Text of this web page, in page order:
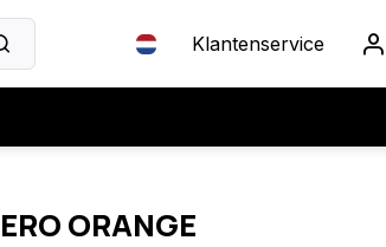
Klantenservice
ORANGE